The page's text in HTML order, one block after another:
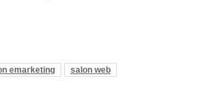
emarketing salon web